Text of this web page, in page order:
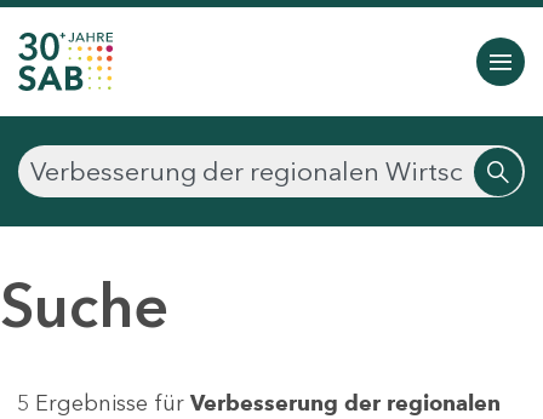
Suche
5 Ergebnisse für Verbesserung der regionalen